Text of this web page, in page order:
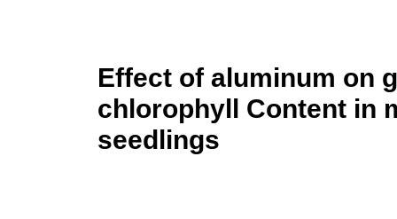
Effect of aluminum on
chlorophyll Content in
seedlings